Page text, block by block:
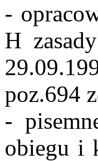
-
H
poz.694
-
obiegu i